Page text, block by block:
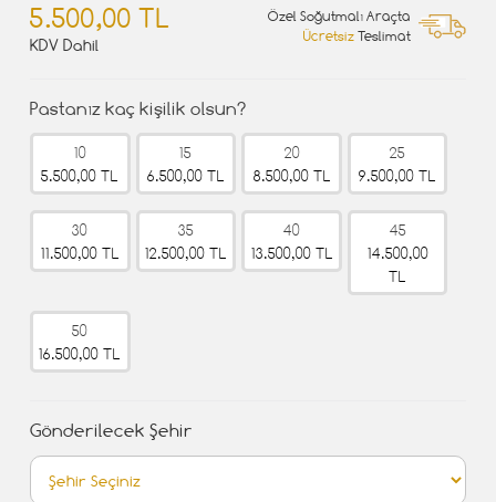
5.500,00 TL
KDV Dahil
Özel Soğutmalı Araçta
Ücretsiz Teslimat
Pastanız kaç kişilik olsun?
10
5.500,00 TL
15
6.500,00 TL
20
8.500,00 TL
25
9.500,00 TL
30
11.500,00 TL
35
12.500,00 TL
40
13.500,00 TL
45
14.500,00
TL
50
16.500,00 TL
Gönderilecek Şehir